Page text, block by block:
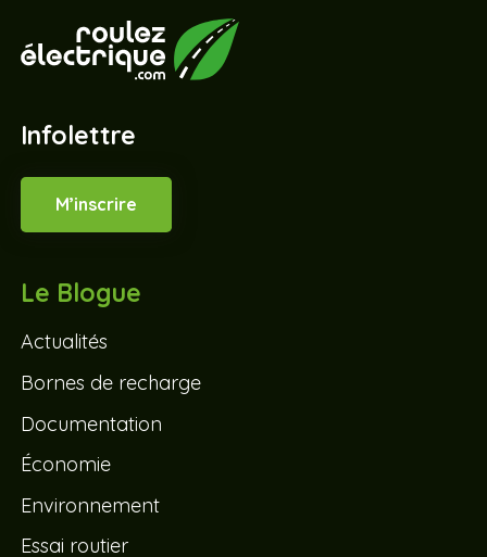
Infolettre
M’inscrire
Le Blogue
Actualités
Bornes de recharge
Documentation
Économie
Environnement
Essai routier